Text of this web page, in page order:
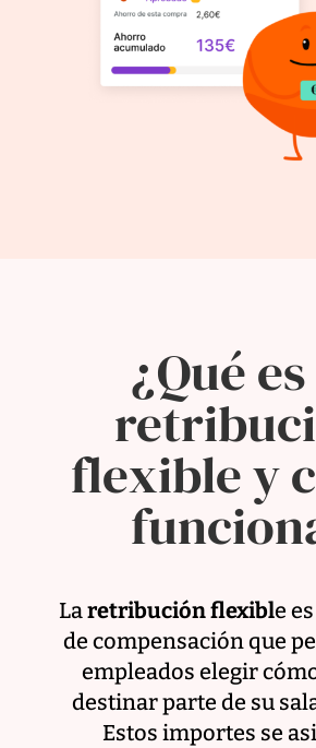
¿Qué
flexible y
Laretribución flexible
de compensación que
empleados elegir
destinar parte de su
Estos importes se